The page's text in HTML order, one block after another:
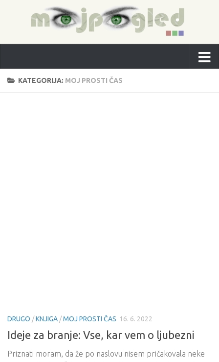
KATEGORIJA: MOJ PROSTI ČAS
DRUGO /KNJIGA /MOJ PROSTI ČAS 16. 6. 2022
Ideje za branje: Vse, kar vem o ljubezni
Priznati moram, da že po naslovu nisem pričakovala neke